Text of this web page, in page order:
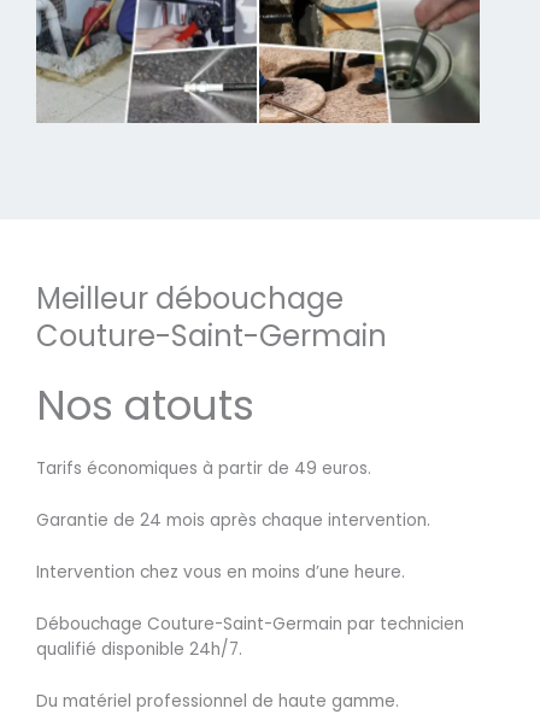
Meilleur débouchage
Couture-Saint-Germain
Nos atouts
Tarifs économiques à partir de 49 euros.
Garantie de 24 mois après chaque intervention.
Intervention chez vous en moins d’une heure.
Débouchage Couture-Saint-Germain par technicien
qualifié disponible 24h/7.
Du matériel professionnel de haute gamme.